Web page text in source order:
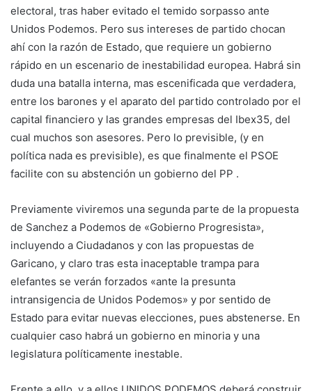
electoral, tras haber evitado el temido sorpasso ante
Unidos Podemos. Pero sus intereses de partido chocan
ahí con la razón de Estado, que requiere un gobierno
rápido en un escenario de inestabilidad europea. Habrá sin
duda una batalla interna, mas escenificada que verdadera,
entre los barones y el aparato del partido controlado por el
capital financiero y las grandes empresas del Ibex35, del
cual muchos son asesores. Pero lo previsible, (y en
política nada es previsible), es que finalmente el PSOE
facilite con su abstención un gobierno del PP .
Previamente viviremos una segunda parte de la propuesta
de Sanchez a Podemos de «Gobierno Progresista»,
incluyendo a Ciudadanos y con las propuestas de
Garicano, y claro tras esta inaceptable trampa para
elefantes se verán forzados «ante la presunta
intransigencia de Unidos Podemos» y por sentido de
Estado para evitar nuevas elecciones, pues abstenerse. En
cualquier caso habrá un gobierno en minoria y una
legislatura políticamente inestable.